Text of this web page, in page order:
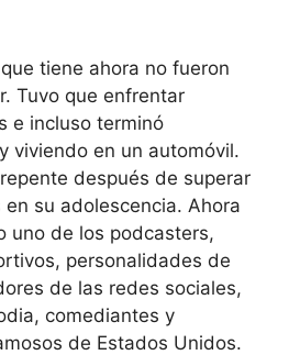
tiene ahora no fueron
Tuvo que enfrentar
e incluso terminó
viviendo en un automóvil.
después de superar
su adolescencia. Ahora
uno de los podcasters,
personalidades de
de las redes sociales,
comediantes y
de Estados Unidos.